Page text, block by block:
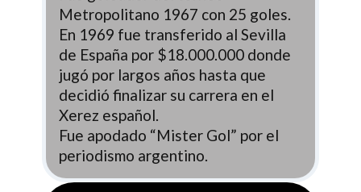
Metropolitano 1967 con 25 goles.
En 1969 fue transferido al Sevilla
de España por $18.000.000 donde
jugó por largos años hasta que
decidió finalizar su carrera en el
Xerez español.
Fue apodado “Mister Gol” por el
periodismo argentino.